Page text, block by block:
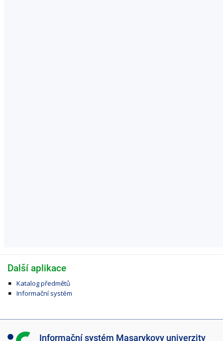
Další aplikace
Katalog předmětů
Informační systém
I Informační systém Masarykovy univerzity